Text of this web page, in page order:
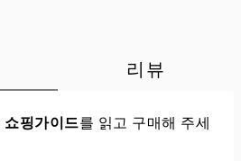
리뷰
쇼핑가이드를 읽고 구매해 주세